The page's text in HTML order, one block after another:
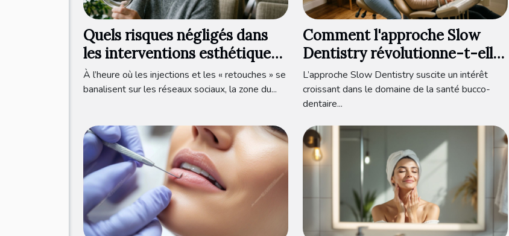
Quels risques négligés dans
les interventions esthétiques
autour de l’œil ?
À l’heure où les injections et les « retouches » se
banalisent sur les réseaux sociaux, la zone du...
Comment l'approche Slow
Dentistry révolutionne-t-elle
les soins dentaires ?
L’approche Slow Dentistry suscite un intérêt
croissant dans le domaine de la santé bucco-
dentaire...